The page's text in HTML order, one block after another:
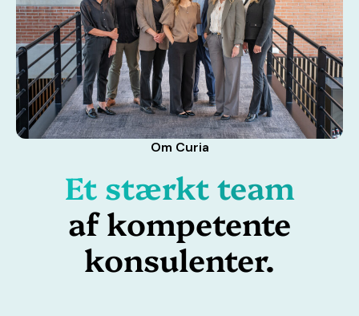
Om Curia
Et stærkt team
af kompetente
konsulenter.